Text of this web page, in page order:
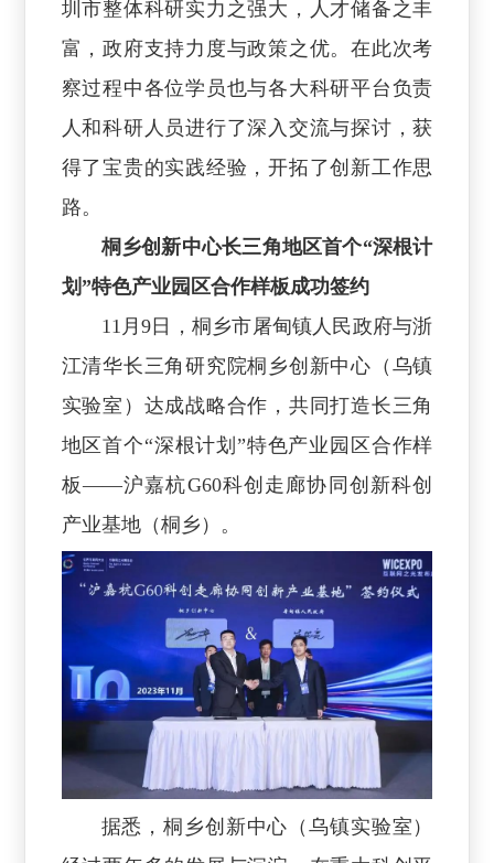
圳市整体科研实力之强大，人才储备之丰
富，政府支持力度与政策之优。在此次考
察过程中各位学员也与各大科研平台负责
人和科研人员进行了深入交流与探讨，获
得了宝贵的实践经验，开拓了创新工作思
路。
桐乡创新中心长三角地区首个“深根计
划”特色产业园区合作样板成功签约
11月9日，桐乡市屠甸镇人民政府与浙
江清华长三角研究院桐乡创新中心（乌镇
实验室）达成战略合作，共同打造长三角
地区首个“深根计划”特色产业园区合作样
板——沪嘉杭G60科创走廊协同创新科创
产业基地（桐乡）。
据悉，桐乡创新中心（乌镇实验室）